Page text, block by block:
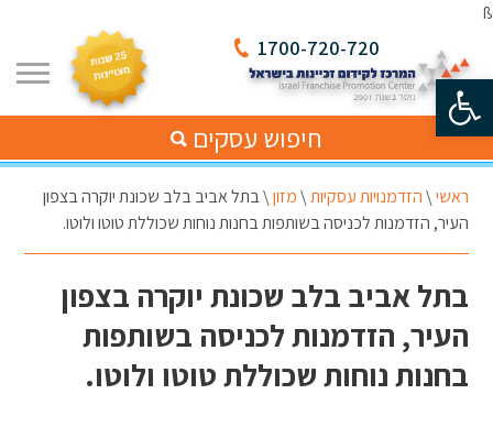
פתח סרגל נגישות
ß
1700-720-720
חיפוש עסקים
ראשי\הזדמנויות עסקיות\מזון\בתל אביב בלב שכונת יוקרה בצפון
העיר, הזדמנות לכניסה בשותפות בחנות נוחות שכוללת טוטו ולוטו.
בתל אביב בלב שכונת יוקרה בצפון
העיר, הזדמנות לכניסה בשותפות
בחנות נוחות שכוללת טוטו ולוטו.